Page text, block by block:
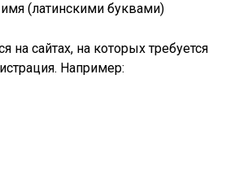
(латинскими буквами)
на сайтах, на которых требуется
Например: